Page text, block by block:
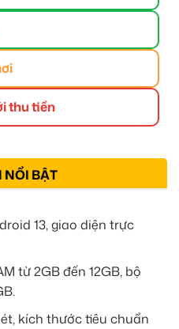
thu tiền
NỔI BẬT
13, giao diện trực
từ 2GB đến 12GB, bộ
kích thước tiêu chuẩn